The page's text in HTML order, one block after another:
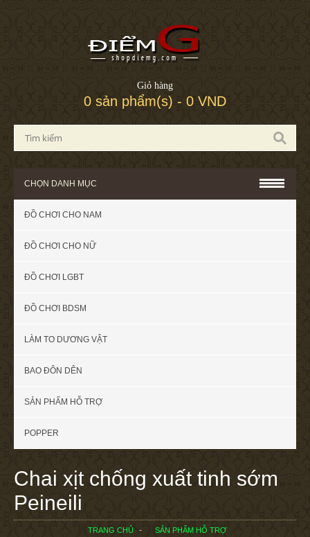
Giỏ hàng
0 sản phẩm(s) - 0 VND
CHỌN DANH MỤC
ĐỒ CHƠI CHO NAM
ĐỒ CHƠI CHO NỮ
ĐỒ CHƠI LGBT
ĐỒ CHƠI BDSM
LÀM TO DƯƠNG VẬT
BAO ĐÔN DÊN
SẢN PHẨM HỖ TRỢ
POPPER
Chai xịt chống xuất tinh sớm
Peineili
TRANG CHỦ
SẢN PHẨM HỖ TRỢ